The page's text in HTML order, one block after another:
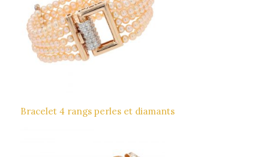
Bracelet 4 rangs perles et diamants